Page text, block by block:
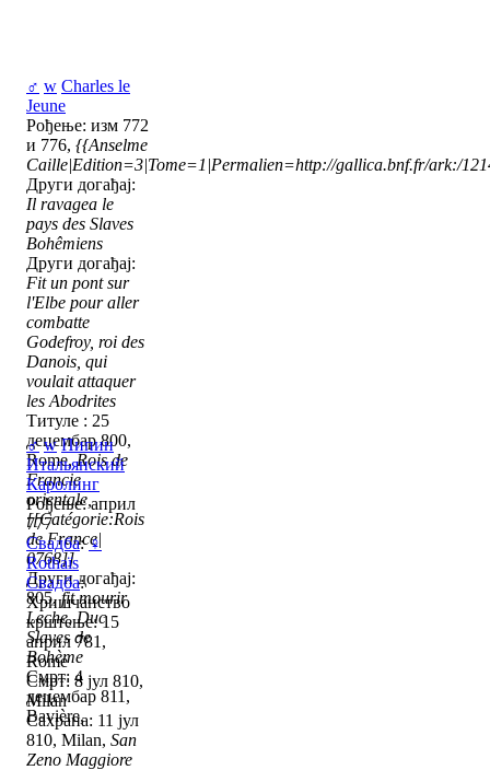
♂ w Charles le
Jeune
Рођење: изм 772
и 776, {{Anselme
Caille|Edition=3|Tome=1|Permalien=http://gallica.bnf.fr/ark:/
Други догађај:
Il ravagea le
pays des Slaves
Bohêmiens
Други догађај:
Fit un pont sur
l'Elbe pour aller
combatte
Godefroy, roi des
Danois, qui
voulait attaquer
les Abodrites
Титуле : 25
децембар 800,
Rome,Rois de
Francie
orientale,
[[Catégorie:Rois
de France|
0768]]
Други догађај:
805,fit mourir
Leche, Duc
Slaves de
Bohème
Смрт: 4
децембар 811,
Bavière,
♂ w Пипин
Итальянский
Каролинг
Рођење: април
777
Свадба:♀
Rothaïs
Свадба:
Хришчанство
крштење: 15
април 781,
Rome
Смрт: 8 јул 810,
Milan
Сахрана: 11 јул
810, Milan, San
Zeno Maggiore